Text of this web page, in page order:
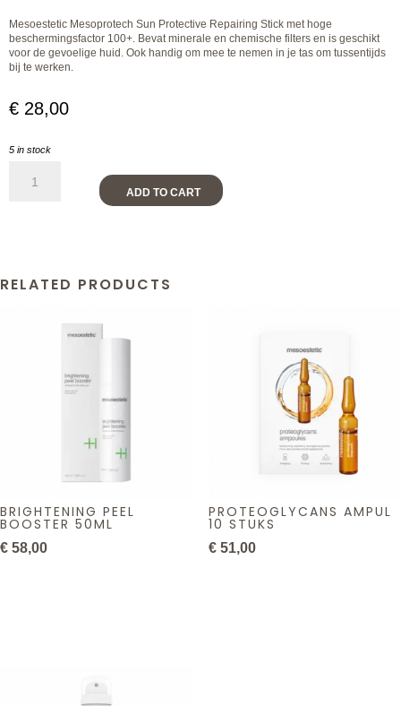
Mesoestetic Mesoprotech Sun Protective Repairing Stick met hoge
beschermingsfactor 100+. Bevat minerale en chemische filters en is geschikt
voor de gevoelige huid. Ook handig om mee te nemen in je tas om tussentijds
bij te werken.
€ 28,00
5 in stock
Protective
ADD TO CART
RELATED PRODUCTS
BRIGHTENING PEEL
BOOSTER 50ML
€ 58,00
PROTEOGLYCANS AMPUL
10 STUKS
€51,00